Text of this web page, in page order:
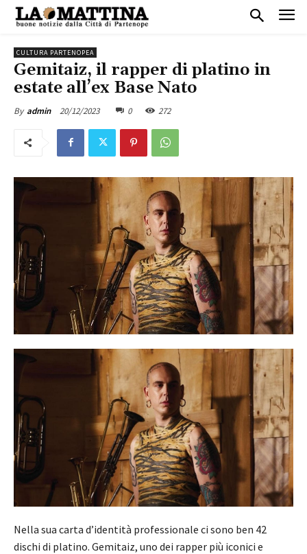
CULTURA PARTENOPEA
Gemitaiz, il rapper di platino in
estate all’ex Base Nato
By admin 20/12/2023 0 272
Nella sua carta d’identità professionale ci sono ben 42
dischi di platino. Gemitaiz, uno dei rapper più iconici e